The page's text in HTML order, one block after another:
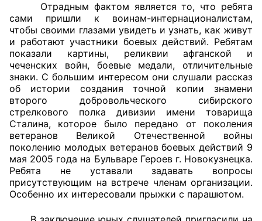
Главная
Общественные советы
Общественные советы при территориальных
органах федеральных органов
исполнительной власти
Общественные советы по проведению
независимой оценки качества условий
оказания услуг
О Палате
Структура Палаты
Отрадным фактом является то, что ребята
сами пришли к воинам-интернационалистам,
чтобы своими глазами увидеть и узнать, как живут
и работают участники боевых действий. Ребятам
показали картины, реликвии афганской и
чеченских войн, боевые медали, отличительные
знаки. С большим интересом они слушали рассказ
об истории создания точной копии знамени
второго добровольческого сибирского
стрелкового полка дивизии имени товарища
Сталина, которое было передано от поколения
ветеранов Великой Отечественной войны
поколению молодых ветеранов боевых действий 9
мая 2005 года на Бульваре Героев г. Новокузнецка.
Ребята не уставали задавать вопросы
присутствующим на встрече членам организации.
Особенно их интересовали прыжки с парашютом.